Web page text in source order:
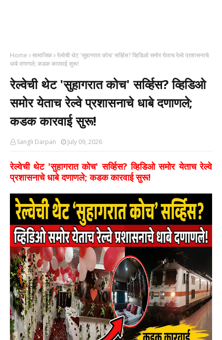
Home सामाजिक रेल्वेची थेट 'सुहागरात कोच' सर्व्हिस? व्हिडिओ समोर येताच रेल्वे प्रशासनाचे
धाबे दणाणले; कडक कारवाई सुरू!
रेल्वेची थेट 'सुहागरात कोच' सर्व्हिस? व्हिडिओ
समोर येताच रेल्वे प्रशासनाचे धाबे दणाणले;
कडक कारवाई सुरू!
Sangli Darpan July 09, 2026
रेल्वेची थेट 'सुहागरात कोच' सर्व्हिस? व्हिडिओ समोर येताच रेल्वे
प्रशासनाचे धाबे दणाणले; कडक कारवाई सुरू!